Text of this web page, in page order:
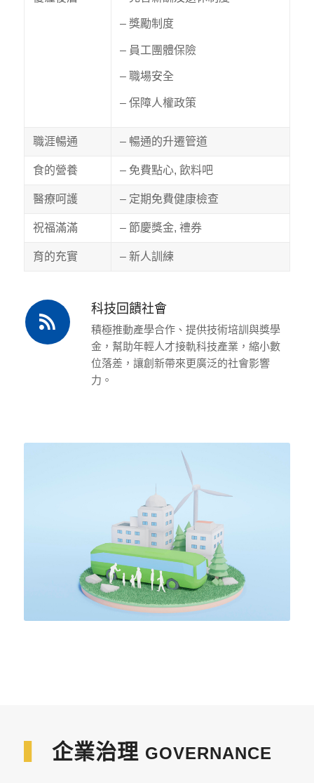
– 獎勵制度
– 員工團體保險
– 職場安全
– 保障人權政策
職涯暢通 – 暢通的升遷管道
食的營養 – 免費點心, 飲料吧
醫療呵護 – 定期免費健康檢查
祝福滿滿 – 節慶獎金, 禮券
育的充實 – 新人訓練
科技回饋社會
積極推動產學合作、提供技術培訓與獎學
金，幫助年輕人才接軌科技產業，縮小數
位落差，讓創新帶來更廣泛的社會影響
力。
企業治理 GOVERNANCE